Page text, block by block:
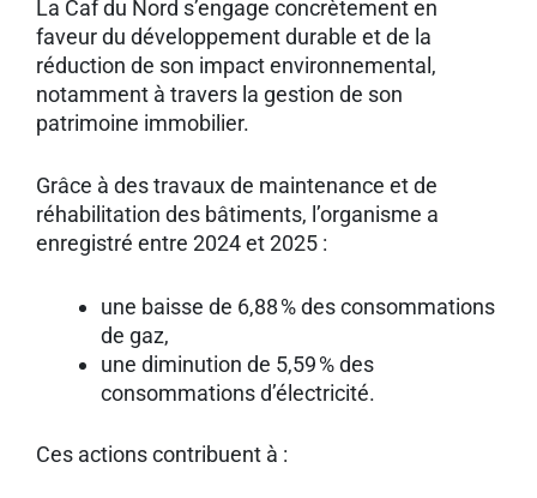
La Caf du Nord s’engage concrètement en
faveur du développement durable et de la
réduction de son impact environnemental,
notamment à travers la gestion de son
patrimoine immobilier.
Grâce à des travaux de maintenance et de
réhabilitation des bâtiments, l’organisme a
enregistré entre 2024 et 2025 :
une baisse de 6,88 % des consommations
de gaz,
une diminution de 5,59 % des
consommations d’électricité.
Ces actions contribuent à :